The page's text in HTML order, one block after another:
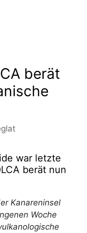
berät
war letzte
berät nun
Kanareninsel
Woche